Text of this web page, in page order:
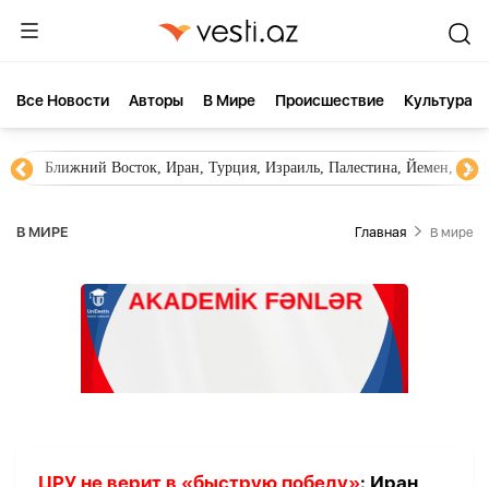
Все Новости Aвторы В Мире Происшествие Культура
Ближний Восток, Иран, Турция, Израиль, Палестина, Йемен,
В МИРЕ Главная В мире
ЦРУ не верит в «быструю победу»: Иран